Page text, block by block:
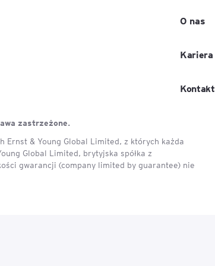
inteligencji
O nas
Kariera
Kontakt
zastrzeżone.
Ernst & Young Global Limited, z których każda
Global Limited, brytyjska spółka z
gwarancji (company limited by guarantee) nie